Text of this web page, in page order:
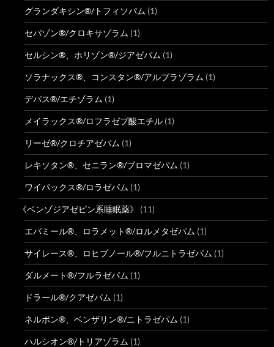
グランダキシン®/トフィソパム (1)
セパゾン®/クロキサゾラム (1)
セルシン®、ホリゾン®/ジアゼパム (1)
ソラナックス®、コンスタン®/アルプラゾラム (1)
デパス®/エチゾラム (1)
メイラックス®/ロフラゼプ酸エチル (1)
リーゼ®/クロチアゼパム (1)
レキソタン®、セニラン®/ブロマゼパム (1)
ワイパックス®/ロラゼパム (1)
《ベンゾジアゼピン系睡眠薬》 (11)
エバミール®、ロラメット®/ロルメタゼパム (1)
サイレース®、ロヒプノール®/フルニトラゼパム (1)
ダルメート®/フルラゼパム (1)
ドラール®/クアゼパム (1)
ネルボン®、ベンザリン®/ニトラゼパム (1)
ハルシオン®/トリアゾラム (1)